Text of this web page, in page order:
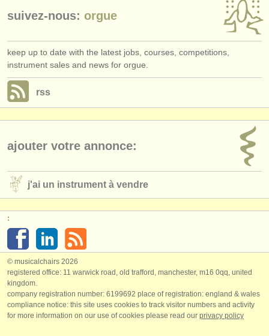
suivez-nous: orgue
keep up to date with the latest jobs, courses, competitions,
instrument sales and news for orgue.
rss
ajouter votre annonce:
j'ai un instrument à vendre
:
© musicalchairs 2026
registered office: 11 warwick road, old trafford, manchester, m16 0qq, united
kingdom.
company registration number: ​6199692 place of registration: england & wales
compliance notice: ​this site uses cookies to track visitor numbers and activity
for more information on our use of cookies please read our privacy policy